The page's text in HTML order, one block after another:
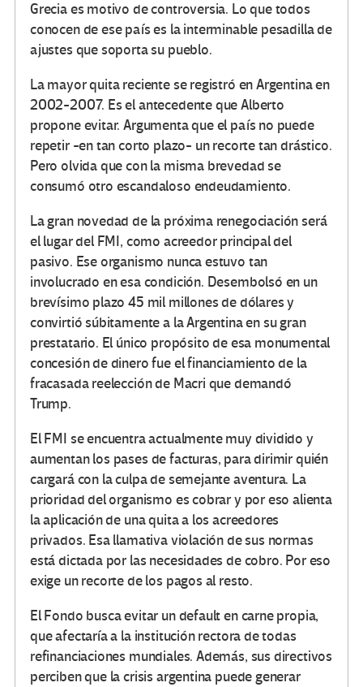
Grecia es motivo de controversia. Lo que todos
conocen de ese país es la interminable pesadilla de
ajustes que soporta su pueblo.
La mayor quita reciente se registró en Argentina en
2002-2007. Es el antecedente que Alberto
propone evitar. Argumenta que el país no puede
repetir -en tan corto plazo- un recorte tan drástico.
Pero olvida que con la misma brevedad se
consumó otro escandaloso endeudamiento.
La gran novedad de la próxima renegociación será
el lugar del FMI, como acreedor principal del
pasivo. Ese organismo nunca estuvo tan
involucrado en esa condición. Desembolsó en un
brevísimo plazo 45 mil millones de dólares y
convirtió súbitamente a la Argentina en su gran
prestatario. El único propósito de esa monumental
concesión de dinero fue el financiamiento de la
fracasada reelección de Macri que demandó
Trump.
El FMI se encuentra actualmente muy dividido y
aumentan los pases de facturas, para dirimir quién
cargará con la culpa de semejante aventura. La
prioridad del organismo es cobrar y por eso alienta
la aplicación de una quita a los acreedores
privados. Esa llamativa violación de sus normas
está dictada por las necesidades de cobro. Por eso
exige un recorte de los pagos al resto.
El Fondo busca evitar un default en carne propia,
que afectaría a la institución rectora de todas
refinanciaciones mundiales. Además, sus directivos
perciben que la crisis argentina puede generar